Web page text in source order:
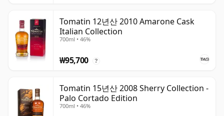
Tomatin 12년산 2010 Amarone Cask
Italian Collection
700ml • 46%
₩95,700 ?
Tomatin 15년산 2008 Sherry Collection -
Palo Cortado Edition
700ml • 46%